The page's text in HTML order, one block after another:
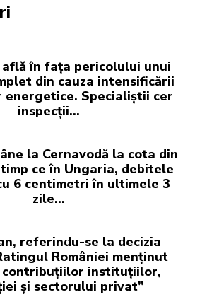
află în fața pericolului unui
din cauza intensificării
Specialiștii cer
inspecții…
la Cernavodă la cota din
ce în Ungaria, debitele
6 centimetri în ultimele 3
zile...
referindu-se la decizia
României menținut
contribuțiilor instituțiilor,
și sectorului privat”